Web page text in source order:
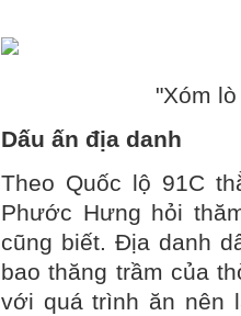
"Xóm
Dấu ấn địa danh
Theo Quốc lộ 91C
Phước Hưng hỏi
cũng biết. Địa danh
bao thăng trầm của
với quá trình ăn nên